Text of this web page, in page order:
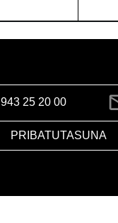
943 25 20 00
PRIBATUTASUNA